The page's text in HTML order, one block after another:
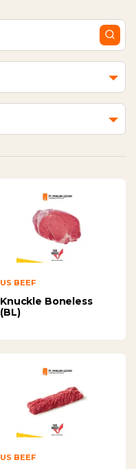
US BEEF
Knuckle Boneless
(BL)
US BEEF